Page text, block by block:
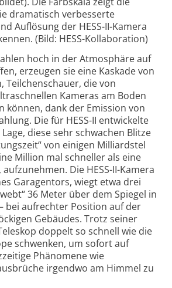
dramatisch verbesserte
Auflösung der HESS-II-Kamera
(Bild: HESS-Kollaboration)
hoch in der Atmosphäre auf
erzeugen sie eine Kaskade von
Teilchenschauer, die von
Kameras am Boden
können, dank der Emission von
Die für HESS-II entwickelte
diese sehr schwachen Blitze
von einigen Milliardstel
Million mal schneller als eine
Die HESS-II-Kamera
Garagentors, wiegt etwa drei
36 Meter über dem Spiegel in
bei aufrechter Position auf der
Gebäudes. Trotz seiner
doppelt so schnell wie die
schwenken, um sofort auf
Phänomene wie
irgendwo am Himmel zu